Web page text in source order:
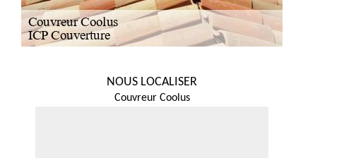
NOUS LOCALISER
Couvreur Coolus